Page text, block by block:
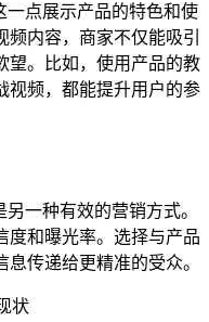
一点展示产品的特色和使
内容，商家不仅能吸引
望。比如，使用产品的教
视频，都能提升用户的参
一种有效的营销方式。
度和曝光率。选择与产品
传递给更精准的受众。